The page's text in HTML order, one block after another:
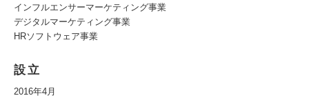
インフルエンサーマーケティング事業
デジタルマーケティング事業
HRソフトウェア事業
設立
2016年4月